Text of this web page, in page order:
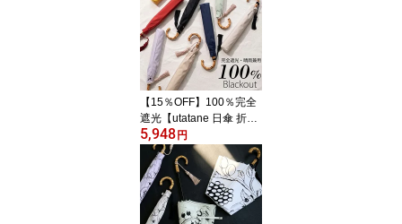
ット99.9%以上 遮熱 涼
しい 晴雨兼用 1級遮光 撥
水 軽量｜大判｜長傘｜竹
製 高見え 北欧 フィンラ
ンド ギフト クオヴィ[レ
ディース]2026新作
【15％OFF】100％完全
遮光【utatane 日傘 折り
たたみ トップレス 2段 5
5cm｜形態安定 無地 バ
ンブー タッセル付】遮光
率100％ UVカット99.9%
以上 遮熱 涼しい 晴雨兼
用 1級遮光 撥水 軽量｜た
5,948 円